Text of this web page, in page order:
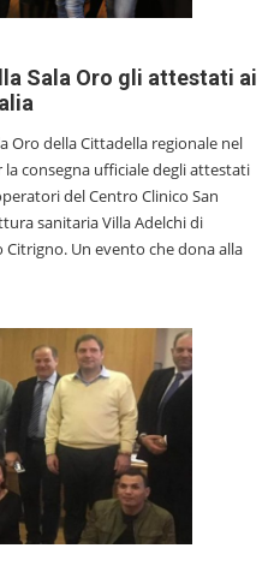
Sala Oro gli attestati ai
Oro della Cittadella regionale nel
consegna ufficiale degli attestati
del Centro Clinico San
sanitaria Villa Adelchi di
Un evento che dona alla